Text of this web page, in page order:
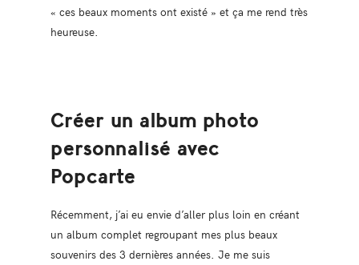
« ces beaux moments ont existé » et ça me rend très
heureuse.
Créer un album photo
personnalisé avec
Popcarte
Récemment, j’ai eu envie d’aller plus loin en créant
un album complet regroupant mes plus beaux
souvenirs des 3 dernières années. Je me suis